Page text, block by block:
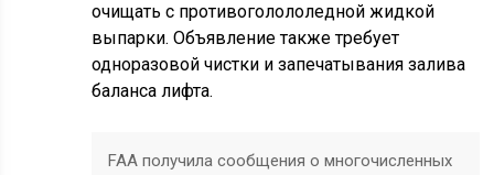
очищать с противоголололедной жидкой
выпарки. Объявление также требует
одноразовой чистки и запечатывания залива
баланса лифта.
FAA получила сообщения о многочисленных